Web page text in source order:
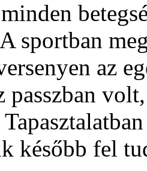
sportban
az
passzban
később fel